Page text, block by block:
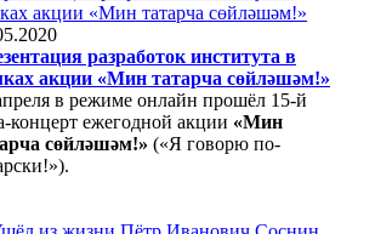
разработок института в
акции «Мин татарча сөйләшәм!»
в режиме онлайн прошёл 15-й
концерт ежегодной акции «Мин
сөйләшәм!» («Я говорю по-